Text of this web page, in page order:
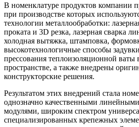
В номенклатуре продуктов компании
при производстве которых
технологии металлообработки:
проката и 3D резка, лазерная сварка
холодная вытяжка, штамповка,
высокотехнологичные способы
прессования теплоизоляционной
пространстве, а также внедрены
конструкторские решения.
Результатом этих внедрений стала
однозначно качественными
модулями, широким спектром
специализированных крепежных